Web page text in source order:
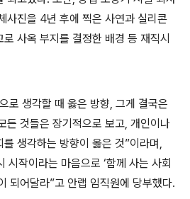
사진을 4년 후에 찍은 사연과 실리콘
사옥 부지를 결정한 배경 등 재직시
로 생각할 때 옳은 방향, 그게 결국은
든 것들은 장기적으로 보고, 개인이나
생각하는 방향이 옳은 것”이라며 ,
시작이라는 마음으로 ‘함께 사는 사회
되어달라”고 안랩 임직원에 당부했다.